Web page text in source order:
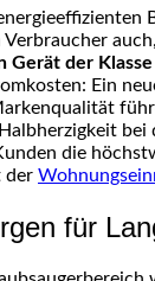
Gerät der
Ein
die
der
für